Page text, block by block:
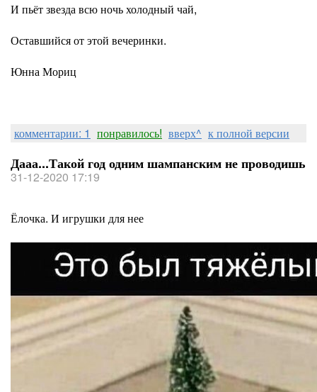
И пьёт звезда всю ночь холодный чай,
Оставшийся от этой вечеринки.
Юнна Мориц
комментарии: 1 понравилось! вверх^ к полной версии
Дааа...Такой год одним шампанским не проводишь
31-12-2020 17:19
Ёлочка. И игрушки для нее